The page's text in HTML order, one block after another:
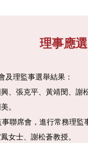
理事應
及理監事選舉結果：
、張克平、黃靖閔、謝
。
聯席會，進行常務理監
女士、謝松蒼教授。